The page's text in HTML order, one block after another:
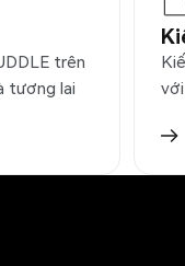
trên
tương lai